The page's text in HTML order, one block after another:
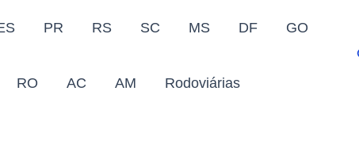
PR RS SC MS DF GO
RO AC AM Rodoviárias